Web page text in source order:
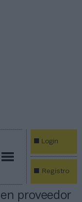
Login
Registro
proveedor